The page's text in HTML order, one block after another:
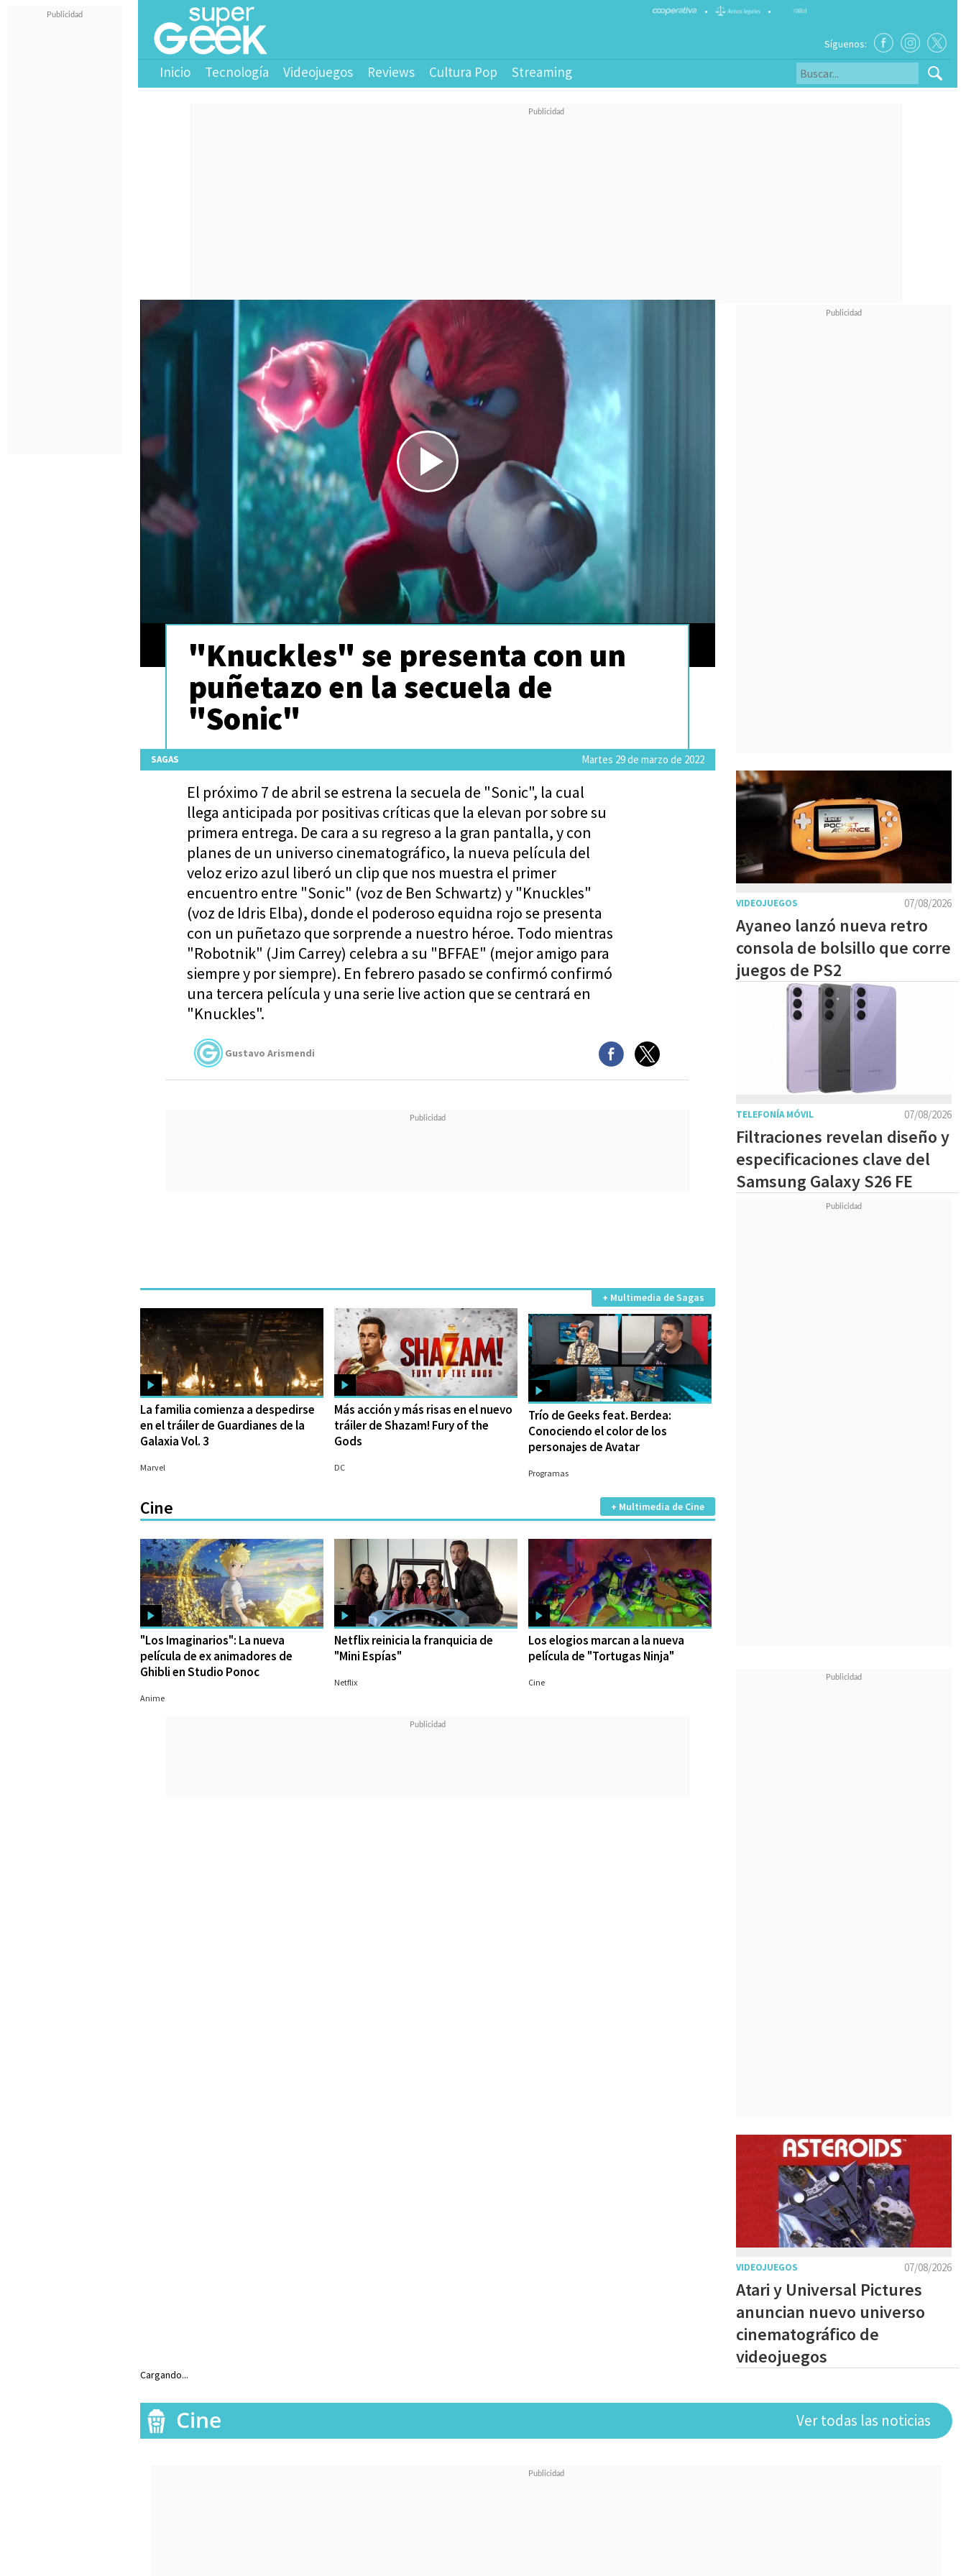
• •
Síguenos:
Inicio Tecnología Videojuegos Reviews Cultura Pop Streaming
Play
Video
"Knuckles" se presenta con un
puñetazo en la secuela de
"Sonic"
Martes 29 de marzo de 2022
SAGAS
El próximo 7 de abril se estrena la secuela de "Sonic", la cual
llega anticipada por positivas críticas que la elevan por sobre su
primera entrega. De cara a su regreso a la gran pantalla, y con
planes de un universo cinematográfico, la nueva película del
veloz erizo azul liberó un clip que nos muestra el primer
encuentro entre "Sonic" (voz de Ben Schwartz) y "Knuckles"
(voz de Idris Elba), donde el poderoso equidna rojo se presenta
con un puñetazo que sorprende a nuestro héroe. Todo mientras
"Robotnik" (Jim Carrey) celebra a su "BFFAE" (mejor amigo para
siempre y por siempre). En febrero pasado se confirmó confirmó
una tercera película y una serie live action que se centrará en
"Knuckles".
Gustavo Arismendi
+ Multimedia de Sagas
La familia comienza a despedirse
en el tráiler de Guardianes de la
Galaxia Vol. 3
Marvel
Más acción y más risas en el nuevo
tráiler de Shazam! Fury of the
Gods
DC
Trío de Geeks feat. Berdea:
Conociendo el color de los
personajes de Avatar
Programas
+ Multimedia de Cine
Cine
"Los Imaginarios": La nueva
película de ex animadores de
Ghibli en Studio Ponoc
Anime
Netflix reinicia la franquicia de
"Mini Espías"
Netflix
Los elogios marcan a la nueva
película de "Tortugas Ninja"
Cine
07/08/2026
VIDEOJUEGOS
Ayaneo lanzó nueva retro
consola de bolsillo que corre
juegos de PS2
07/08/2026
TELEFONÍA MÓVIL
Filtraciones revelan diseño y
especificaciones clave del
Samsung Galaxy S26 FE
07/08/2026
VIDEOJUEGOS
Atari y Universal Pictures
anuncian nuevo universo
cinematográfico de
videojuegos
Cargando...
Ver todas las noticias
Cine